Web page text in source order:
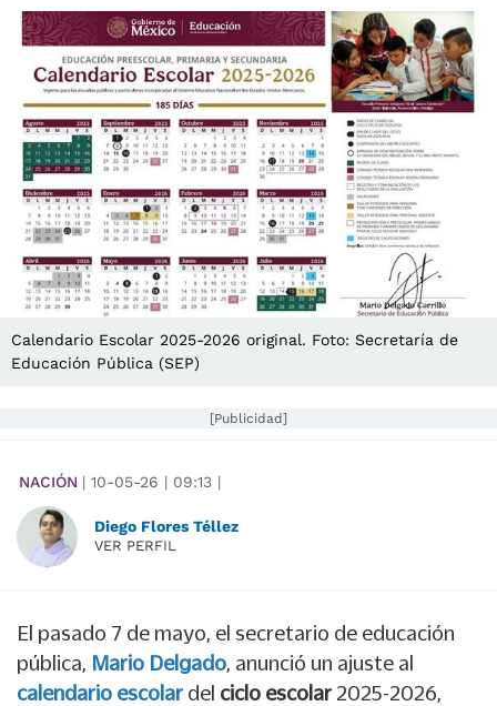
Calendario Escolar 2025-2026 original. Foto: Secretaría de
Educación Pública (SEP)
[Publicidad]
NACIÓN | 10-05-26 | 09:13 |
Diego Flores Téllez
VER PERFIL
El pasado 7 de mayo, el secretario de educación
pública, Mario Delgado, anunció un ajuste al
calendario escolar del ciclo escolar 2025-2026,